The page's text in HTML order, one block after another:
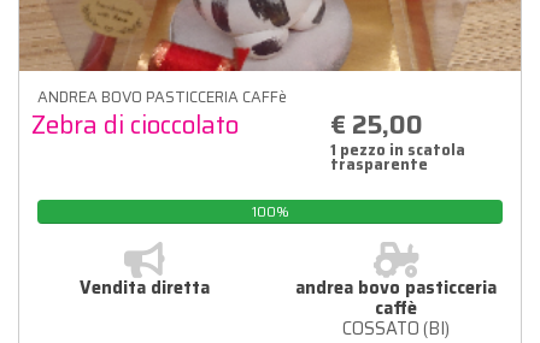
ANDREA BOVO PASTICCERIA CAFFè
Zebra di cioccolato € 25,00
1 pezzo in scatola
trasparente
100%
Vendita diretta andrea bovo pasticceria
caffè
COSSATO (BI)